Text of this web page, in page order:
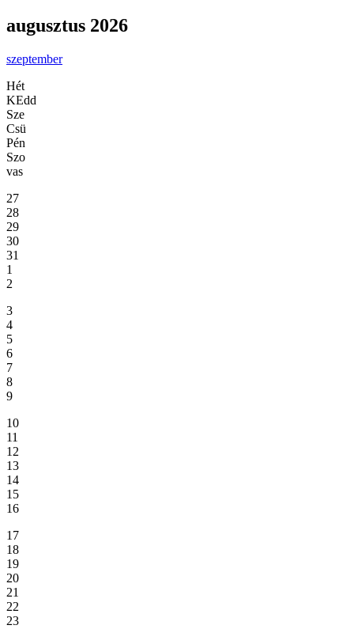
augusztus 2026
szeptember
Hét
KEdd
Sze
Csü
Pén
Szo
vas
27
28
29
30
31
1
2
3
4
5
6
7
8
9
10
11
12
13
14
15
16
17
18
19
20
21
22
23